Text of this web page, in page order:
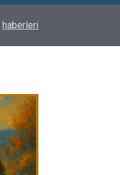
YAZ SPOR KURSLARI TÜM
haberleri